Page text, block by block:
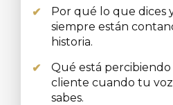
✔
Por qué lo que dices
siempre están
historia.
✔
Qué está
cliente cuando tu
sabes.